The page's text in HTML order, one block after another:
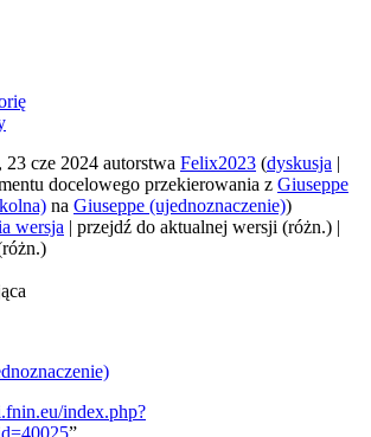
cze 2024 autorstwa Felix2023 (dyskusja |
docelowego przekierowania z Giuseppe
na Giuseppe (ujednoznaczenie))
wersja | przejdź do aktualnej wersji (różn.) |
index.php?
”